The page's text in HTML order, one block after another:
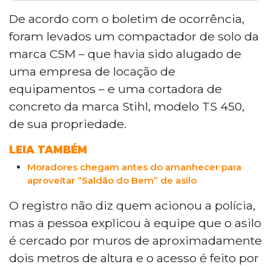
furtados do Asilo São João Bosco, no
Bairro Tiradentes, em Campo Grande, na
última sexta-feira (12). Os criminosos
levaram um compactador de solo e uma
cortadora de concreto, avaliados em
valores não divulgados. A suspeita é que
entraram pelo portão principal, que
estava destrancado. As câmeras do local
não gravam imagens, o que dificultou a
investigação. O caso foi registrado na
Depac Cepol.
De acordo com o boletim de ocorrência,
foram levados um compactador de solo da
marca CSM – que havia sido alugado de
uma empresa de locação de
equipamentos – e uma cortadora de
concreto da marca Stihl, modelo TS 450,
de sua propriedade.
LEIA TAMBÉM
Moradores chegam antes do amanhecer para
aproveitar “Saldão do Bem” de asilo
O registro não diz quem acionou a polícia,
mas a pessoa explicou à equipe que o asilo
é cercado por muros de aproximadamente
dois metros de altura e o acesso é feito por